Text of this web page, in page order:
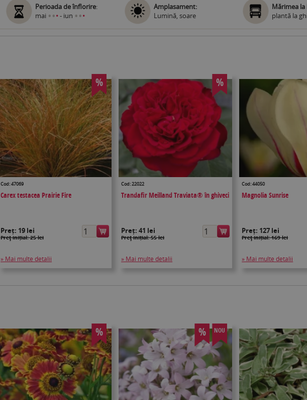
Perioada de înflorire:
mai •••- iun •••
Amplasament:
Lumină, soare
Mărimea la
plantă la
%
Cod: 47069
Carex testacea Prairie Fire
Preț: 19 lei
Preţ inițial: 25 lei
» Mai multe detalii
%
Cod: 22022
Trandafir Meilland Traviata® în ghiveci
Preț:41 lei
Preţ inițial: 55 lei
» Mai multe detalii
Cod: 44050
Magnolia Sunrise
Preț: 127 lei
Preţ inițial: 169 lei
» Mai multe detalii
% % NOU